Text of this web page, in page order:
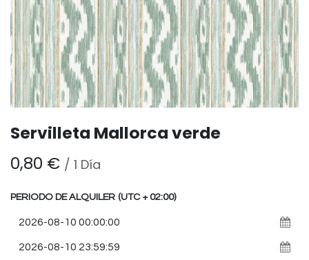
Servilleta Mallorca verde
0,80 € / 1 Día
PERIODO DE ALQUILER (UTC + 02:00)